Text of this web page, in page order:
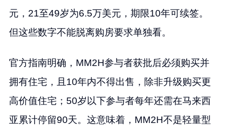
元，21至49岁为6.5万美元，期限10年可续签。
但这些数字不能脱离购房要求单独看。
官方指南明确，MM2H参与者获批后必须购买并
拥有住宅，且10年内不得出售，除非升级购买更
高价值住宅；50岁以下参与者每年还需在马来西
亚累计停留90天。这意味着，MM2H不是轻量型